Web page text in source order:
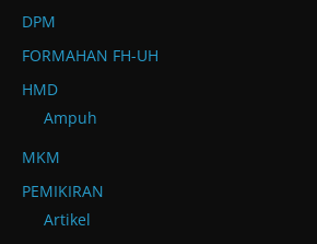
DPM
FORMAHAN FH-UH
HMD
Ampuh
MKM
PEMIKIRAN
Artikel